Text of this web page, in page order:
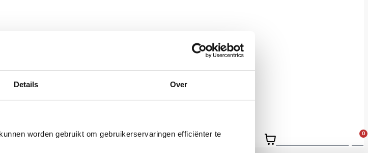
Details Over
worden gebruikt om gebruikerservaringen efficiënter te
0